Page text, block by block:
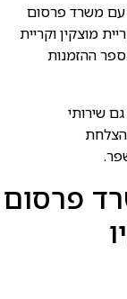
עם משרד פרסום
מוצקין וקריית
בלבד חל גידול של 18% במספר ההזמנות
שירותי
הצלחת
פרסום